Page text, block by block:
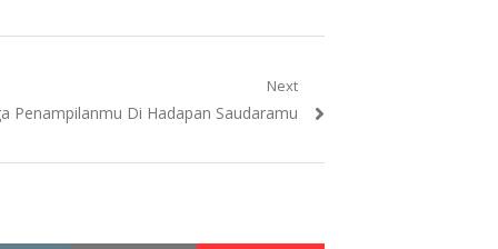
Next
Penampilanmu Di Hadapan Saudaramu